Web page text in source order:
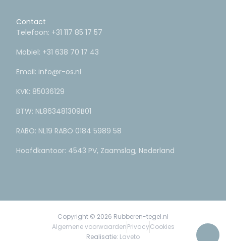
Contact
Telefoon: +31 117 85 17 57
Mobiel: +31 638 70 17 43
Email: info@r-os.nl
KVK: 85036129
BTW: NL863481309B01
RABO: NL19 RABO 0184 5989 58
Hoofdkantoor: 4543 PV, Zaamslag, Nederland
Copyright © 2026 Rubberen-tegel.nl
Algemene voorwaardenPrivacyCookies
Realisatie: Laveto